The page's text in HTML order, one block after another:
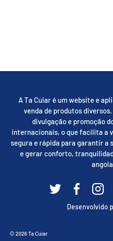
A Ta Cuiar é um website e
venda de produtos
divulgação e promoção
internacionais, o que facilita a
segura e rápida para garantir a
e gerar conforto,
TwitterFacebook
© 2026Ta Cuiar
Desenvolvido